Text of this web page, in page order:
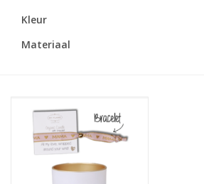
LED Kaarsen
Relatiegeschenken & Bedankjes
Huisparfums
Kleur
Materiaal